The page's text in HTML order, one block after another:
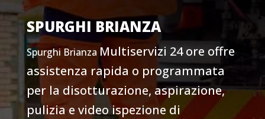
SPURGHIBRIANZA
Spurghi Brianza Multiservizi 24 ore offre
assistenza rapida o programmata
per la disotturazione, aspirazione,
pulizia e video ispezione di